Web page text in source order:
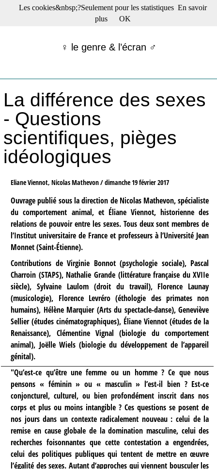
☰ Menu
Films récents
Tribunes
Archives
Actu : "La Nouvelle Vague"
S’abonner à la Lettre !
♀ le genre & l’écran ♂
La différence des sexes
- Questions
scientifiques, pièges
idéologiques
Eliane Viennot, Nicolas Mathevon /dimanche 19 février 2017
Ouvrage publié sous la direction de Nicolas Mathevon, spécialiste
du comportement animal, et Éliane Viennot, historienne des
relations de pouvoir entre les sexes. Tous deux sont membres de
l’Institut universitaire de France et professeurs à l’Université Jean
Monnet (Saint-Étienne).
Contributions de Virginie Bonnot (psychologie sociale), Pascal
Charroin (STAPS), Nathalie Grande (littérature française du XVIIe
siècle), Sylvaine Laulom (droit du travail), Florence Launay
(musicologie), Florence Levréro (éthologie des primates non
humains), Hélène Marquier (Arts du spectacle-danse), Geneviève
Sellier (études cinématographiques), Éliane Viennot (études de la
Renaissance), Clémentine Vignal (biologie du comportement
animal), Joëlle Wiels (biologie du développement de l’appareil
génital).
"Qu’est-ce qu’être une femme ou un homme ? Ce que nous
pensons « féminin » ou « masculin » l’est-il bien ? Est-ce
conjoncturel, culturel, ou bien profondément inscrit dans nos
corps et plus ou moins intangible ? Ces questions se posent de
nos jours dans un contexte radicalement nouveau : celui de la
remise en cause globale de la domination masculine, celui des
recherches foisonnantes que cette contestation a engendrées,
celui des politiques publiques qui tentent de mettre en œuvre
l’égalité des sexes. Autant d’approches qui viennent bousculer les
Les cookies&nbsp;?Seulement pour les statistiques En savoir
plus
OK